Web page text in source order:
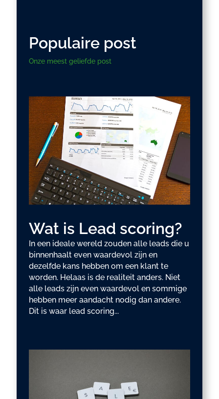
Populaire post
Onze meest geliefde post
Wat is Lead scoring?
In een ideale wereld zouden alle leads die u
binnenhaalt even waardevol zijn en
dezelfde kans hebben om een klant te
worden. Helaas is de realiteit anders. Niet
alle leads zijn even waardevol en sommige
hebben meer aandacht nodig dan andere.
Dit is waar lead scoring...